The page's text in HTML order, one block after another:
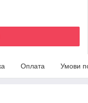
Оплата Умови